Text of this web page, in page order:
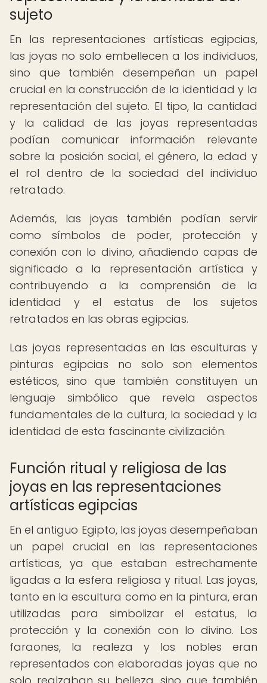
sujeto
En las representaciones artísticas egipcias,
las joyas no solo embellecen a los individuos,
sino que también desempeñan un papel
crucial en la construcción de la identidad y la
representación del sujeto. El tipo, la cantidad
y la calidad de las joyas representadas
podían comunicar información relevante
sobre la posición social, el género, la edad y
el rol dentro de la sociedad del individuo
retratado.
Además, las joyas también podían servir
como símbolos de poder, protección y
conexión con lo divino, añadiendo capas de
significado a la representación artística y
contribuyendo a la comprensión de la
identidad y el estatus de los sujetos
retratados en las obras egipcias.
Las joyas representadas en las esculturas y
pinturas egipcias no solo son elementos
estéticos, sino que también constituyen un
lenguaje simbólico que revela aspectos
fundamentales de la cultura, la sociedad y la
identidad de esta fascinante civilización.
Función ritual y religiosa de las
joyas en las representaciones
artísticas egipcias
En el antiguo Egipto, las joyas desempeñaban
un papel crucial en las representaciones
artísticas, ya que estaban estrechamente
ligadas a la esfera religiosa y ritual. Las joyas,
tanto en la escultura como en la pintura, eran
utilizadas para simbolizar el estatus, la
protección y la conexión con lo divino. Los
faraones, la realeza y los nobles eran
representados con elaboradas joyas que no